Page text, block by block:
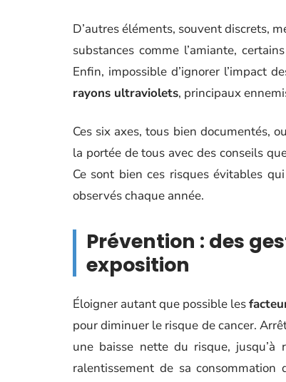
D’autres éléments, souvent discrets,
substances comme l’amiante,
Enfin, impossible d’ignorer l’impact
rayons ultraviolets, principaux
Ces six axes, tous bien documentés,
la portée de tous avec des conseils
Ce sont bien ces risques évitables
observés chaque année.
Prévention : des
exposition
Éloigner autant que possible les
pour diminuer le risque de cancer.
une baisse nette du risque,
ralentissement de sa consommation